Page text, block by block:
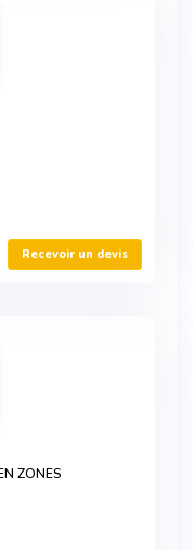
Recevoir un devis
ZONES